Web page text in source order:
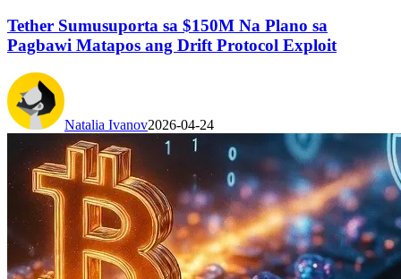
Tether Sumusuporta sa $150M Na Plano sa
Pagbawi Matapos ang Drift Protocol Exploit
Natalia Ivanov2026-04-24